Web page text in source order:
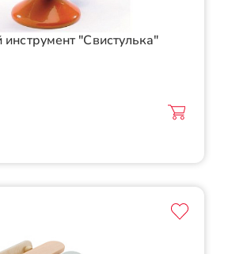
"Свистулька"